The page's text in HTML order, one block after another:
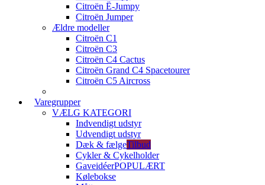
Citroën Ë-Jumpy
Citroën Jumper
Ældre modeller
Citroën C1
Citroën C3
Citroën C4 Cactus
Citroën Grand C4 Spacetourer
Citroën C5 Aircross
Varegrupper
VÆLG KATEGORI
Indvendigt udstyr
Udvendigt udstyr
Dæk & fælgeTilbud
Cykler & Cykelholder
GaveidéerPOPULÆRT
Kølebokse